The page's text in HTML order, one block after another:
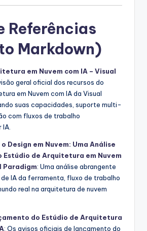
Referências
Markdown)
em Nuvem com IA – Visual
geral oficial dos recursos do
em Nuvem com IA da Visual
suas capacidades, suporte multi-
com fluxos de trabalho
Design em Nuvem: Uma Análise
Estúdio de Arquitetura em Nuvem
Paradigm: Uma análise abrangente
IA da ferramenta, fluxo de trabalho
real na arquitetura de nuvem
do Estúdio de Arquitetura
: Os avisos oficiais de lançamento do